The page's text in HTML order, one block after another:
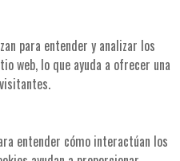
para entender y analizar los
web, lo que ayuda a ofrecer una
entender cómo interactúan los